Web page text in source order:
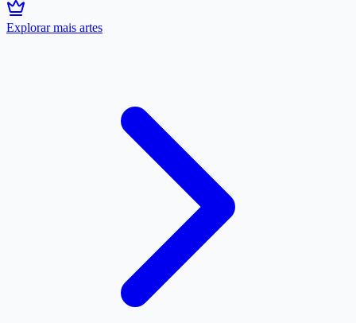
Explorar mais artes